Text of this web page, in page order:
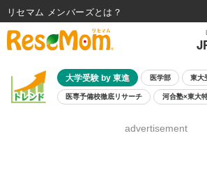
大学受験 by 東進 医学部 東大
医専予備校徹底リサーチ 河合塾×東大
8月開催学校説明会・相談会
advertisement
リセマム メンバーズ